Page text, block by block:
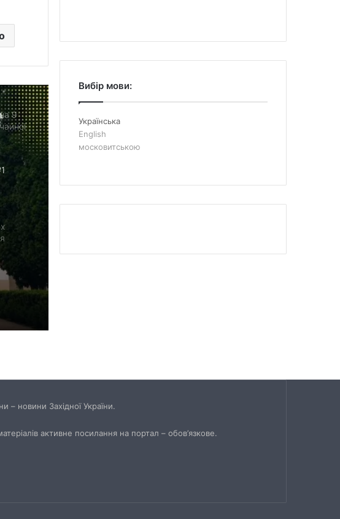
9
Вибір мови:
Українська
English
московитською
– новини Західної України.
активне посилання на портал – обов’язкове.